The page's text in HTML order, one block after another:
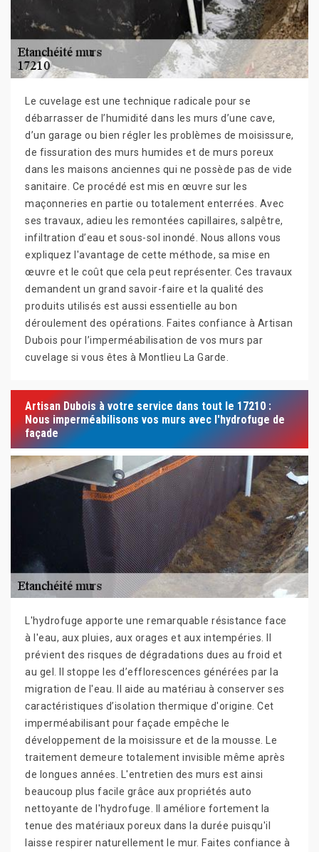
Le cuvelage est une technique radicale pour se
débarrasser de l’humidité dans les murs d’une cave,
d’un garage ou bien régler les problèmes de moisissure,
de fissuration des murs humides et de murs poreux
dans les maisons anciennes qui ne possède pas de vide
sanitaire. Ce procédé est mis en œuvre sur les
maçonneries en partie ou totalement enterrées. Avec
ses travaux, adieu les remontées capillaires, salpêtre,
infiltration d’eau et sous-sol inondé. Nous allons vous
expliquez l'avantage de cette méthode, sa mise en
œuvre et le coût que cela peut représenter. Ces travaux
demandent un grand savoir-faire et la qualité des
produits utilisés est aussi essentielle au bon
déroulement des opérations. Faites confiance à Artisan
Dubois pour l’imperméabilisation de vos murs par
cuvelage si vous êtes à Montlieu La Garde.
Artisan Dubois à votre service dans tout le 17210 :
Nous imperméabilisons vos murs avec l'hydrofuge de
façade
L'hydrofuge apporte une remarquable résistance face
à l'eau, aux pluies, aux orages et aux intempéries. Il
prévient des risques de dégradations dues au froid et
au gel. Il stoppe les d’efflorescences générées par la
migration de l'eau. Il aide au matériau à conserver ses
caractéristiques d’isolation thermique d'origine. Cet
imperméabilisant pour façade empêche le
développement de la moisissure et de la mousse. Le
traitement demeure totalement invisible même après
de longues années. L'entretien des murs est ainsi
beaucoup plus facile grâce aux propriétés auto
nettoyante de l'hydrofuge. Il améliore fortement la
tenue des matériaux poreux dans la durée puisqu'il
laisse respirer naturellement le mur. Faites confiance à